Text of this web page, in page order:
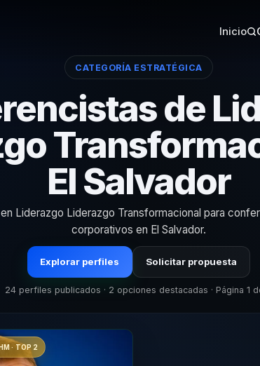
Inicio
CATEGORÍA ESTRATÉGICA
de
El Salvador
Liderazgo Liderazgo Transformacional para
corporativos en El Salvador.
Explorar perfiles Solicitar propuesta
24 perfiles publicados · 2 opciones destacadas · Página 1
· TOP 2